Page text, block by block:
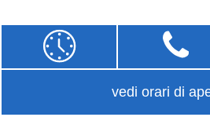
vedi orari di